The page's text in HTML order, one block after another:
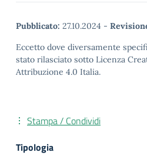
Pubblicato: 27.10.2024 -
Eccetto dove diversamente
stato rilasciato sotto Licenza
Attribuzione 4.0 Italia.
Stampa / Condividi
Tipologia